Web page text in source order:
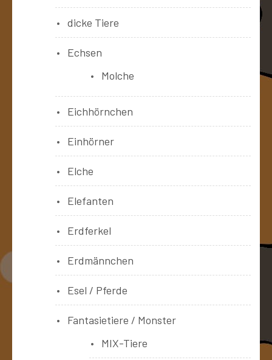
dicke Tiere
Echsen
Molche
Eichhörnchen
Einhörner
Elche
Elefanten
Erdferkel
Erdmännchen
Esel / Pferde
Fantasietiere / Monster
MIX-Tiere